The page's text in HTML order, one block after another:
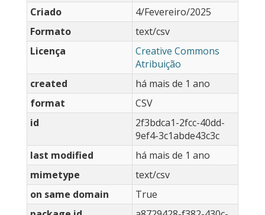
Criado
4/Fevereiro/2025
Formato
text/csv
Licença
Creative Commons
Atribuição
created
há mais de 1 ano
format
CSV
id
2f3bdca1-2fcc-40dd-
9ef4-3c1abde43c3c
last modified
há mais de 1 ano
mimetype
text/csv
on same domain
True